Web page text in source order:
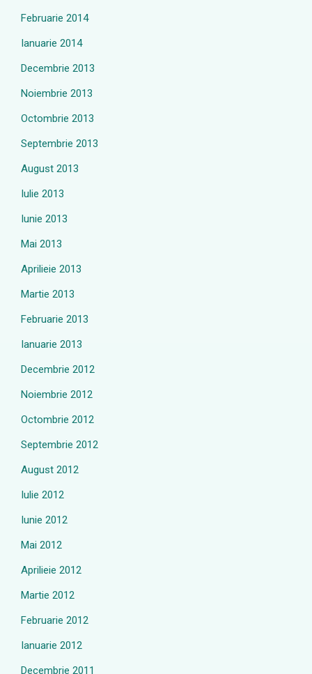
Februarie 2014
Ianuarie 2014
Decembrie 2013
Noiembrie 2013
Octombrie 2013
Septembrie 2013
August 2013
Iulie 2013
Iunie 2013
Mai 2013
Aprilieie 2013
Martie 2013
Februarie 2013
Ianuarie 2013
Decembrie 2012
Noiembrie 2012
Octombrie 2012
Septembrie 2012
August 2012
Iulie 2012
Iunie 2012
Mai 2012
Aprilieie 2012
Martie 2012
Februarie 2012
Ianuarie 2012
Decembrie 2011